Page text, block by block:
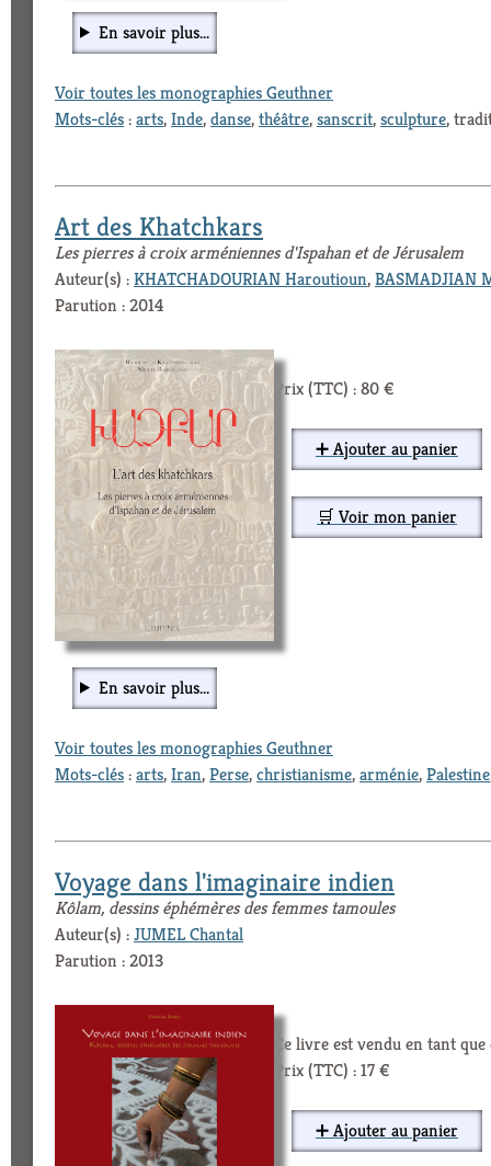
En savoir plus...
Voir toutes les monographies Geuthner
Mots-clés:arts,Inde,danse,théâtre,sanscrit,sculpture,
Art des Khatchkars
Les pierres à croix arméniennes d'Ispahan et de Jérusalem
Auteur(s) :KHATCHADOURIAN Haroutioun,BASMADJIAN
Parution : 2014
Prix (TTC) : 80 €
➕ Ajouter au panier
🛒 Voir mon panier
En savoir plus...
Voir toutes les monographies Geuthner
Mots-clés:arts,Iran,Perse,christianisme,arménie,Palestine
Voyage dans l'imaginaire indien
Kôlam, dessins éphémères des femmes tamoules
Auteur(s) :JUMEL Chantal
Parution : 2013
Ce livre est vendu en tant
Prix (TTC) : 17 €
➕ Ajouter au panier